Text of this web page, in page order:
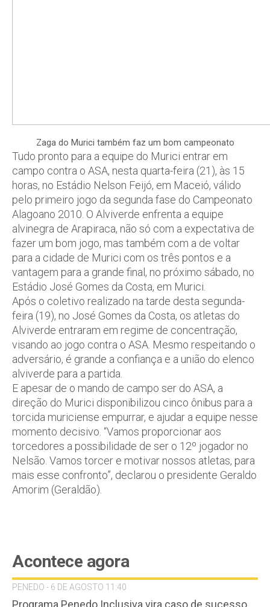
Zaga do Murici também faz um bom campeonato
Tudo pronto para a equipe do Murici entrar em
campo contra o ASA, nesta quarta-feira (21), às 15
horas, no Estádio Nelson Feijó, em Maceió, válido
pelo primeiro jogo da segunda fase do Campeonato
Alagoano 2010. O Alviverde enfrenta a equipe
alvinegra de Arapiraca, não só com a expectativa de
fazer um bom jogo, mas também com a de voltar
para a cidade de Murici com os três pontos e a
vantagem para a grande final, no próximo sábado, no
Estádio José Gomes da Costa, em Murici.
Após o coletivo realizado na tarde desta segunda-
feira (19), no José Gomes da Costa, os atletas do
Alviverde entraram em regime de concentração,
visando ao jogo contra o ASA. Mesmo respeitando o
adversário, é grande a confiança e a união do elenco
alviverde para a partida.
E apesar de o mando de campo ser do ASA, a
direção do Murici disponibilizou cinco ônibus para a
torcida muriciense empurrar, e ajudar a equipe nesse
momento decisivo. “Vamos proporcionar aos
torcedores a possibilidade de ser o 12º jogador no
Nelsão. Vamos torcer e motivar nossos atletas, para
mais esse confronto”, declarou o presidente Geraldo
Amorim (Geraldão).
Acontece agora
PENEDO - 6 DE AGOSTO 11:40
Programa Penedo Inclusiva vira caso de sucesso